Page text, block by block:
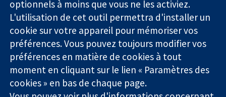
Offres
d'emploi
Library
La Collaboration Cochrane est une association caritative (n°
1045921) et une société à responsabilité limitée par garantie (n°
optionnels à moins que vous ne les activiez.
L'utilisation de cet outil permettra d'installer un
cookie sur votre appareil pour mémoriser vos
préférences. Vous pouvez toujours modifier vos
préférences en matière de cookies à tout
moment en cliquant sur le lien « Paramètres des
cookies » en bas de chaque page.